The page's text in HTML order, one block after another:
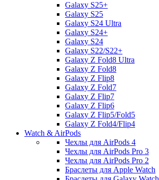
Galaxy S25+
Galaxy S25
Galaxy S24 Ultra
Galaxy S24+
Galaxy S24
Galaxy S22/S22+
Galaxy Z Fold8 Ultra
Galaxy Z Fold8
Galaxy Z Flip8
Galaxy Z Fold7
Galaxy Z Flip7
Galaxy Z Flip6
Galaxy Z Flip5/Fold5
Galaxy Z Fold4/Flip4
Watch & AirPods
Чехлы для AirPods 4
Чехлы для AirPods Pro 3
Чехлы для AirPods Pro 2
Браслеты для Apple Watch